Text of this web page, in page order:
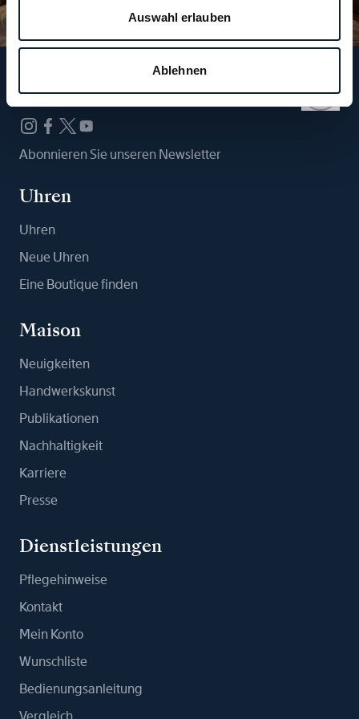
Auswahl erlauben
Ablehnen
Folgen Sie uns
Abonnieren Sie unseren Newsletter
Uhren
Uhren
Neue Uhren
Eine Boutique finden
Maison
Neuigkeiten
Handwerkskunst
Publikationen
Nachhaltigkeit
Karriere
Presse
Dienstleistungen
Pflegehinweise
Kontakt
Mein Konto
Wunschliste
Bedienungsanleitung